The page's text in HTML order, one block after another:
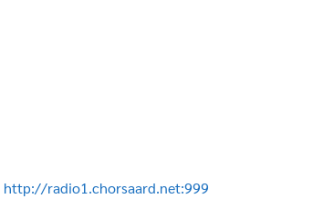
http://radio1.chorsaard.net:999